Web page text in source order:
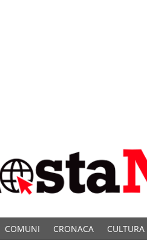
COMUNI CRONACA